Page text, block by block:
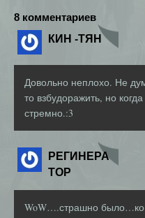
8 комментариев
КИН -ТЯН
Довольно неплохо. Не
то взбудоражить, но
стремно.:3
РЕГИНЕРА
ТОР
WoW….страшно